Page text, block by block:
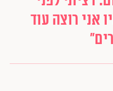
אני רוצה עוד